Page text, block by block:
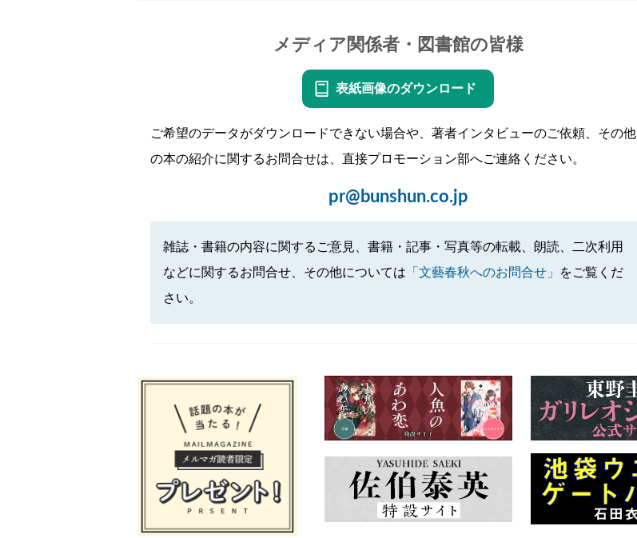
メディア関係者・図書館の皆様
表紙画像のダウンロード
ご希望のデータがダウンロードできない場合や、著者インタビューのご依頼、その他
の本の紹介に関するお問合せは、直接プロモーション部へご連絡ください。
pr@bunshun.co.jp
雑誌・書籍の内容に関するご意見、書籍・記事・写真等の転載、朗読、二次利用
などに関するお問合せ、その他については 「文藝春秋へのお問合せ」
をご覧くだ
さい。